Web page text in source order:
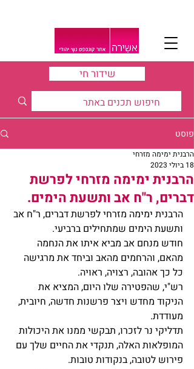
שידור חי
פוסט
הרבנית ימימה מזרחי לפרשת
דברים, ר"ח אב ותשעת הימים.
הרבנית ימימה מזרחי
18 ביולי 2023
הרבנית ימימה מזרחי לפרשת דברים, ר"ח אב
ותשעת הימים שמתחילים ברביעי.
חודש מנחם אב מביא איתו את הנחמה
מהאם, והרחמים מהאב וביחד את מרגישה
כל כך אהובה, רצויה, ראויה.
רש"י, שהפטירה שלו היום, המציא את
הניקוד מחדש ויצר פרשנות חדשה, חיובית,
מעודדת.
תדליקי נר לזכרו, תבקשי ממנו את היכולות
המופלאות האלה, תנקדי את החיים שלך עם
פירוש לטובה, בנקודות טובות.